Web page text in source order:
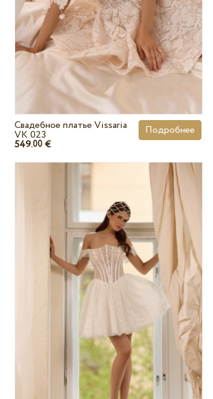
Свадебное платье Vissaria
VK 023
549.00 €
Подробнее